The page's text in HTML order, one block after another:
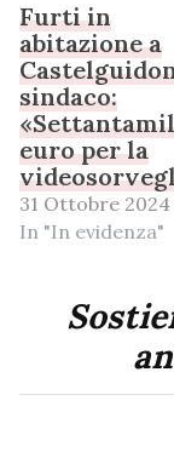
Furti in
abitazione a
sindaco:
euro per la
31 Ottobre 2024
In "In evidenza"